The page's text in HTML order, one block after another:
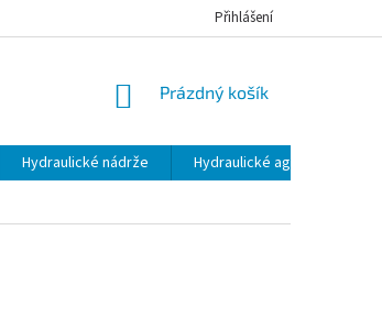
Přihlášení
NÁKUPNÍ
Prázdný košík
Hydraulické nádrže Hydraulické agregáty